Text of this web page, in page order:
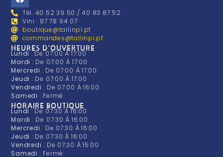
Tél. 40 52 39 50 / 40 83 87 52
Vini : 87 78 94 07
boutique@tallinpi.pf
commandes@tallinpi.pf
HEURES D'OUVERTURE
Lundi: De 07:00 À 17:00
Mardi : De 07:00 À 17:00
Mercredi: De 07:00 À 17:00
Jeudi : De 07:00 À 17:00
Vendredi: De 07:00 À 16:00
Samedi : Fermé
HORAIRE BOUTIQUE
Lundi : De 07:30 À 16:00
Mardi : De 07:30 À 16:00
Mercredi: De 07:30 À 16:00
Jeudi : De 07:30 À 16:00
Vendredi: De 07:30 À 15:00
Samedi : Fermé